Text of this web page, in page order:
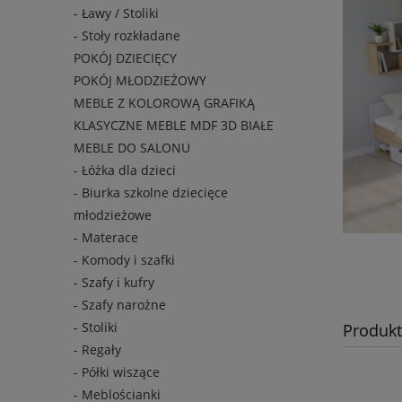
- Ławy / Stoliki
- Stoły rozkładane
POKÓJ DZIECIĘCY
POKÓJ MŁODZIEŻOWY
MEBLE Z KOLOROWĄ GRAFIKĄ
KLASYCZNE MEBLE MDF 3D BIAŁE
MEBLE DO SALONU
- Łóżka dla dzieci
- Biurka szkolne dziecięce
młodzieżowe
- Materace
- Komody i szafki
- Szafy i kufry
- Szafy narożne
- Stoliki
- Regały
- Półki wiszące
- Meblościanki